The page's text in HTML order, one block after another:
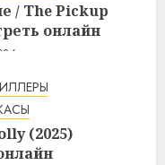
/ The Pickup
онлайн
(2025)